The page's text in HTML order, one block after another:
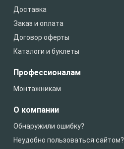
Доставка
Заказ и оплата
Договор оферты
Каталоги и буклеты
Профессионалам
Монтажникам
О компании
Обнаружили ошибку?
Неудобно пользоваться сайтом?